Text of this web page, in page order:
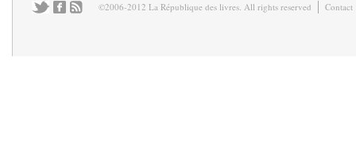
©2006-2012 La République des livres. All rights reserved Contact